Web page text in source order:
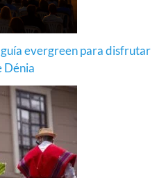
evergreen para disfrutar
Dénia